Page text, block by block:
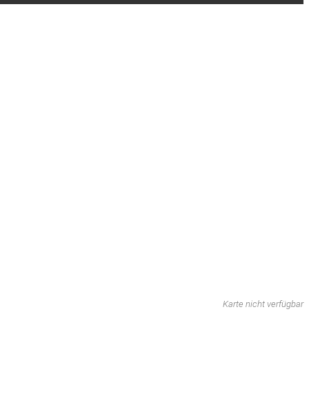
Karte nicht verfügbar